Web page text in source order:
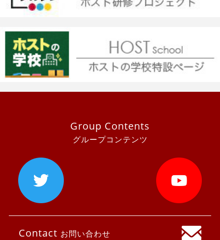
Group Contents
グループコンテンツ
Contact お問い合わせ